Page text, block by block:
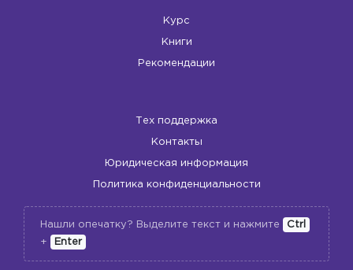
Курс
Книги
Рекомендации
Тех поддержка
Контакты
Юридическая информация
Политика конфиденциальности
Нашли опечатку? Выделите текст и нажмите
Ctrl
+
Enter